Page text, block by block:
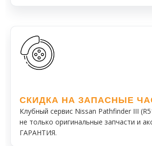
СКИДКА НА ЗАПАСНЫЕ
Клубный сервис Nissan Pathfinder III
не только оригинальные запчасти и
ГАРАНТИЯ.